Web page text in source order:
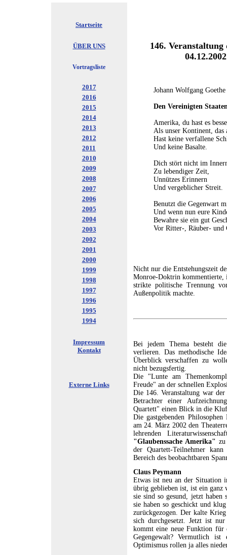
Startseite
ÜBER UNS
Vortragsliste
2017
2016
2015
2014
2013
2012
2011
2010
2009
2008
2007
2006
2005
2004
2003
2002
2001
2000
1999
1998
1997
1996
1995
1994
Impressum
Kontakt
Externe Links
146.
Johann Wolfgang
Den Vereinigten
Amerika, du hast es
Als unser Kontinent, das
Hast keine verfallene
Und keine Basalte.
Dich stört nicht im
Zu lebendiger Zeit,
Unnützes Erinnern
Und vergeblicher Streit.
Benutzt die Gegenwart
Und wenn nun eure
Bewahre sie ein gut
Vor Ritter-, Räuber- und
Nicht nur die Entstehungszeit
Monroe-Doktrin kommentierte,
strikte politische Trennung
Außenpolitik machte.
Bei jedem Thema besteht
verlieren. Das methodische
Überblick verschaffen zu
nicht bezugsfertig.
Die "Lunte am
Freude" an der schnellen
Die 146. Veranstaltung war der
Betrachter einer
Quartett" einen Blick in die
Die gastgebenden
am 24. März 2002 den
lehrenden
"Glaubenssache Amerika"
der Quartett-Teilnehmer
Bereich des beobachtbaren
Claus Peymann
Etwas ist neu an der Situation
übrig geblieben ist, ist ein ganz
sie sind so gesund, jetzt haben
sie haben so geschickt und
zurückgezogen. Der kalte
sich durchgesetzt. Jetzt ist
kommt eine neue Funktion
Gegengewalt? Vermutlich
Optimismus rollen ja alles